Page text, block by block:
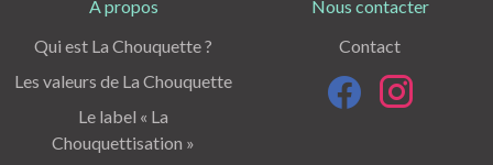
A propos
Qui est La Chouquette ?
Les valeurs de La Chouquette
Le label « La
Chouquettisation »
Nous contacter
Contact